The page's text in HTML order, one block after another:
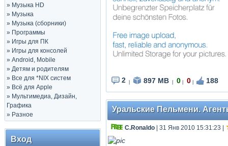
» Музыка HD
» Музыка
» Музыка (сборники)
» Программы
» Игры для ПК
» Игры для консолей
» Android, Mobile
» Детям и родителям
» Все для *NIX систем
» Всё для Apple
» Мультимедиа, Дизайн,
Графика
» Разное
Вход
2 897 MB 0 0 188
Уральские Пельмени.
C.Ronaldo | 31 Янв 2010 15:31:23